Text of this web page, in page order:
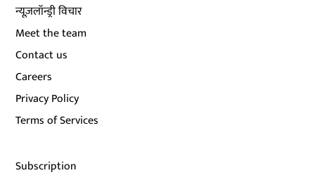
न्यूज़लॉन्ड्री विचार
Meet the team
Contact us
Careers
Privacy Policy
Terms of Services
Subscription